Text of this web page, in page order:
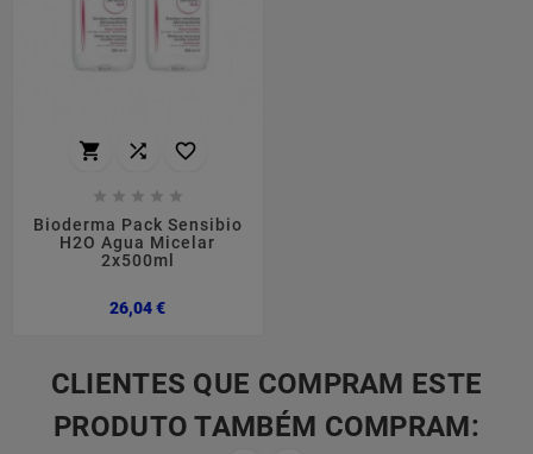
  
    
Bioderma Pack Sensibio
H2O Agua Micelar
2x500ml
26,04 €Preço
CLIENTES QUE COMPRAM ESTE
PRODUTO TAMBÉM COMPRAM: